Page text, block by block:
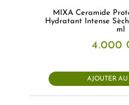
MIXA Ceramide
Hydratant Intense
ml
4.000
AJOUTER